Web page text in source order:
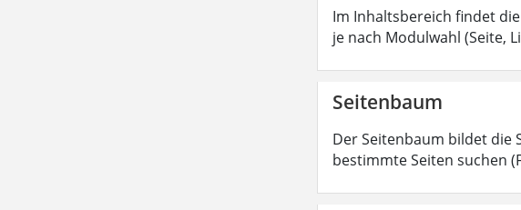
Im Inhaltsbereich findet
je nach Modulwahl (Seite,
Seitenbaum
Der Seitenbaum bildet die
bestimmte Seiten suchen